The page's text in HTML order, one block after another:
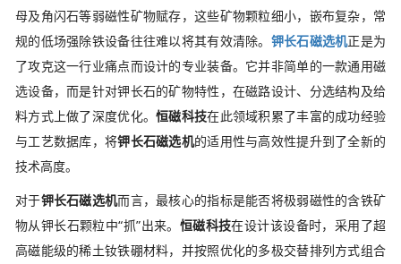
母及角闪石等弱磁性矿物赋存，这些矿物颗粒细小，嵌布复杂，常
规的低场强除铁设备往往难以将其有效清除。 钾长石磁选机正是为
了攻克这一行业痛点而设计的专业装备。它并非简单的一款通用磁
选设备，而是针对钾长石的矿物特性，在磁路设计、分选结构及给
料方式上做了深度优化。恒磁科技在此领域积累了丰富的成功经验
与工艺数据库，将钾长石磁选机的适用性与高效性提升到了全新的
技术高度。
对于钾长石磁选机而言，最核心的指标是能否将极弱磁性的含铁矿
物从钾长石颗粒中“抓”出来。 恒磁科技在设计该设备时，采用了超
高磁能级的稀土钕铁硼材料，并按照优化的多极交替排列方式组合